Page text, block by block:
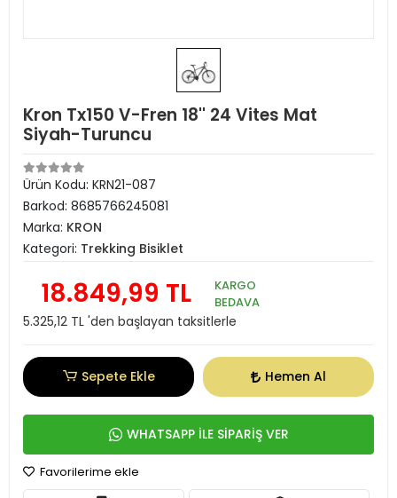
Kron Tx150 V-Fren 18'' 24 Vites Mat
Siyah-Turuncu
Ürün Kodu: KRN21-087
Barkod: 8685766245081
Marka: KRON
Kategori: Trekking Bisiklet
18.849,99 TL
KARGO
BEDAVA
5.325,12 TL 'den başlayan taksitlerle
Sepete Ekle Hemen Al
WHATSAPP İLE SİPARİŞ VER
Favorilerime ekle